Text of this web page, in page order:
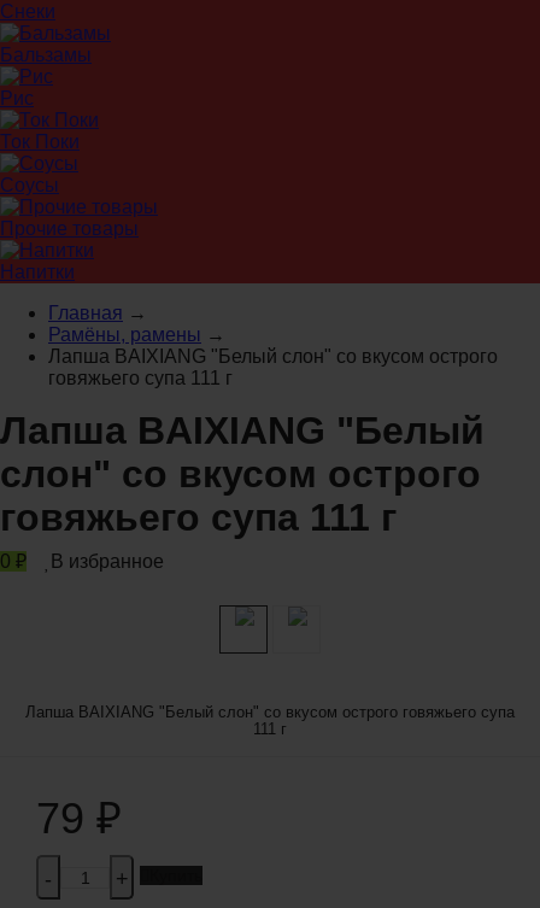
Снеки
Бальзамы
Рис
Ток Поки
Соусы
Прочие товары
Напитки
Главная →
Рамёны, рамены →
Лапша BAIXIANG "Белый слон" со вкусом острого
говяжьего супа 111 г
Лапша BAIXIANG "Белый
слон" со вкусом острого
говяжьего супа 111 г
0 ₽ В избранное
Лапша BAIXIANG "Белый слон" со вкусом острого говяжьего супа
111 г
79 ₽
- +